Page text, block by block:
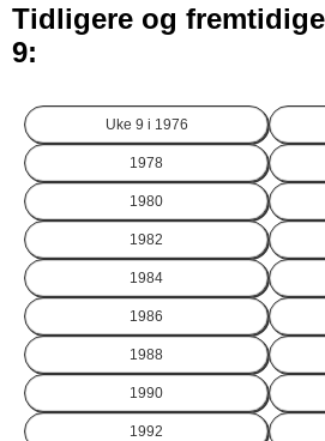
Tidligere og
9:
Uke 9 i 1976
1978
1980
1982
1984
1986
1988
1990
1992